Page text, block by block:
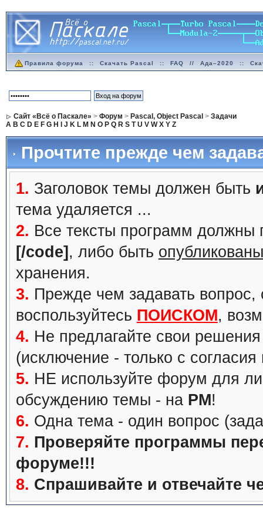
Правила форума :: Скачать Pascal :: FAQ // Ада–2020 ::
Сайт «Всё о Паскале» > Форум > Pascal, Object Pascal > Задачи
A B C D E F G H J K L M N O P Q R S T U V W X Y Z
Прочтите прежде чем
1. Заголовок темы должен быть
тема удаляется ...
2. Все тексты программ должны
[/code] , либо быть
хранения.
3. Прежде чем задавать вопрос,
воспользуйтесь ПОИСКОМ,
4. Не предлагайте свои
(исключение - только с
5. НЕ используйте форум для
обсуждению темы - на PM!
6. Одна тема - один вопрос
7. Проверяйте программы
форуме!!!
8. Спрашивайте и отвечайте